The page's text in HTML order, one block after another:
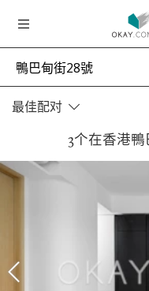
最佳配对
3个在香港